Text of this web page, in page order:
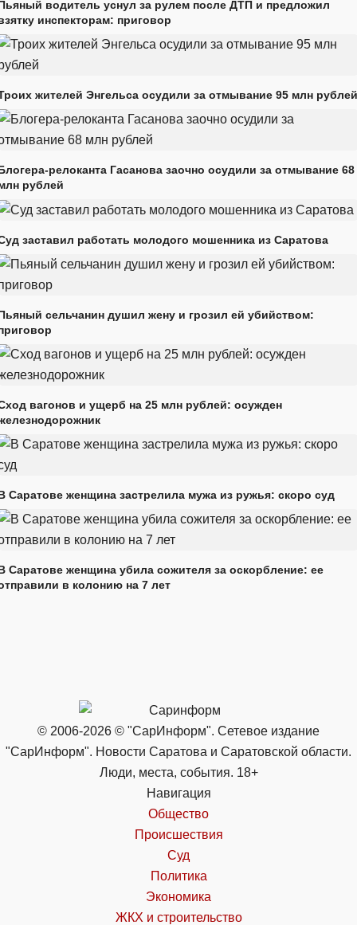
водитель уснул за рулем после ДТП и предложил
инспекторам: приговор
жителей Энгельса осудили за отмывание 95 млн рублей
релоканта Гасанова заочно осудили за отмывание 68
рублей
заставил работать молодого мошенника из Саратова
сельчанин душил жену и грозил ей убийством:
вагонов и ущерб на 25 млн рублей: осужден
Саратове женщина застрелила мужа из ружья: скоро суд
Саратове женщина убила сожителя за оскорбление: ее
в колонию на 7 лет
© 2006-2026 © "СарИнформ". Сетевое издание
"СарИнформ". Новости Саратова и Саратовской области.
Люди, места, события. 18+
Навигация
Общество
Происшествия
Суд
Политика
Экономика
ЖКХ и строительство